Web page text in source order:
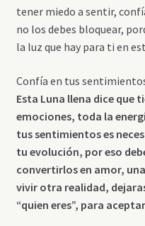
tener miedo a sentir,
no los debes bloquear,
la luz que hay para ti en
Confía en tus
Esta Luna llena dice que
emociones, toda la
tus sentimientos es
tu evolución, por eso
convertirlos en amor,
vivir otra realidad,
“quien eres”, para